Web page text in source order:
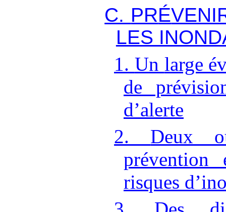
C. PRÉ
LES
1. Un large
de
d’alerte
2. Deux
prévention
risques d’